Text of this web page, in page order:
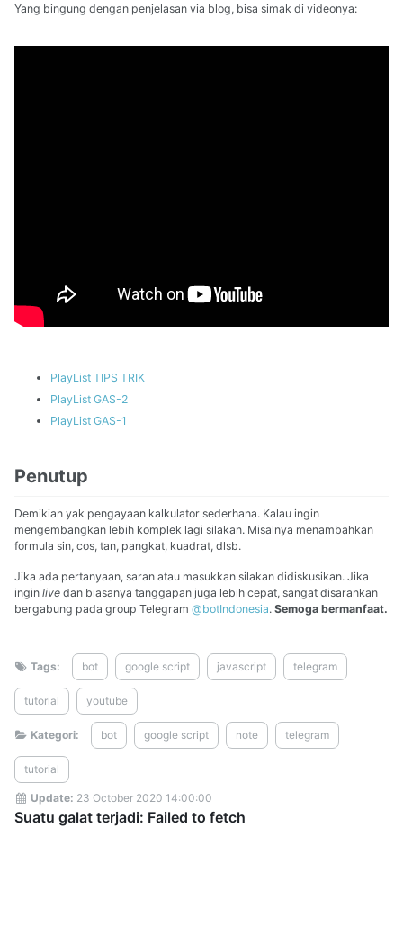
Yang bingung dengan penjelasan via blog, bisa simak di videonya:
PlayList TIPS TRIK
PlayList GAS-2
PlayList GAS-1
Penutup
Demikian yak pengayaan kalkulator sederhana. Kalau ingin
mengembangkan lebih komplek lagi silakan. Misalnya menambahkan
formula sin, cos, tan, pangkat, kuadrat, dlsb.
Jika ada pertanyaan, saran atau masukkan silakan didiskusikan. Jika
ingin live dan biasanya tanggapan juga lebih cepat, sangat disarankan
bergabung pada group Telegram @botIndonesia. Semoga bermanfaat.
Tags: bot google script javascript telegram
tutorial youtube
Kategori: bot google script note telegram
tutorial
Update: 23 October 2020 14:00:00